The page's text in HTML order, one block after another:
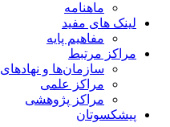
ماهنامه
لینک های مفید
مفاهیم پایه
مراکز مرتبط
سازمان‌ها و نهادهای
مراکز علمی
مراکز پژوهشی
پیشکسوتان